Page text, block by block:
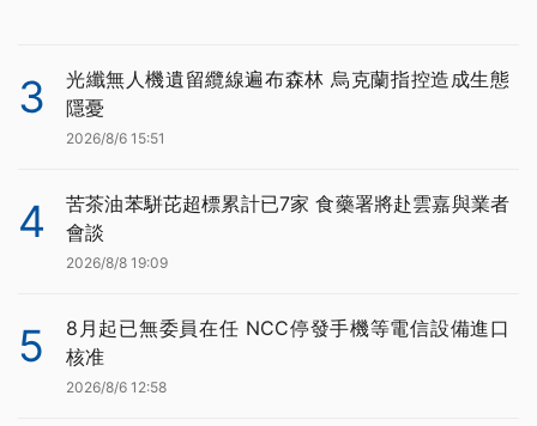
3
光纖無人機遺留纜線遍布森林 烏克蘭指控造成生態
隱憂
2026/8/6 15:51
4
苦茶油苯駢芘超標累計已7家 食藥署將赴雲嘉與業者
會談
2026/8/8 19:09
5
8月起已無委員在任 NCC停發手機等電信設備進口
核准
2026/8/6 12:58